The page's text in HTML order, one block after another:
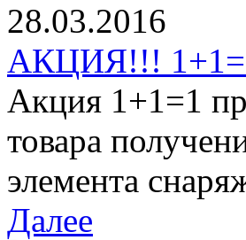
28.03.2016
АКЦИЯ!!!
Акция 1+1=1
товара
элемента
Далее